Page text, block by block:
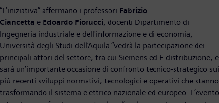
“L’iniziativa” affermano i professori Fabrizio
Ciancetta e Edoardo Fiorucci, docenti Dipartimento di
Ingegneria industriale e dell'informazione e di economia,
Università degli Studi dell’Aquila “vedrà la partecipazione dei
principali attori del settore, tra cui Siemens ed E-distribuzione, e
sarà un’importante occasione di confronto tecnico-strategico sui
più recenti sviluppi normativi, tecnologici e operativi che stanno
trasformando il sistema elettrico nazionale ed europeo. L’evento